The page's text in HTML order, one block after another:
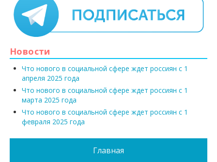
Новости
Что нового в социальной сфере ждет россиян с 1
апреля 2025 года
Что нового в социальной сфере ждет россиян с 1
марта 2025 года
Что нового в социальной сфере ждет россиян с 1
февраля 2025 года
Главная